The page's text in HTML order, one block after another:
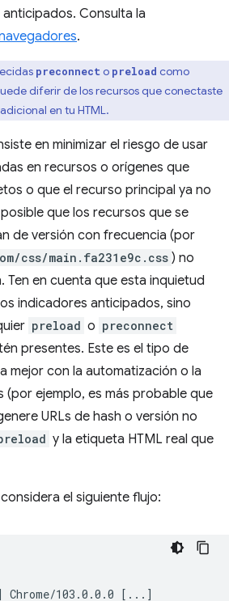
Consulta la
.
preconnect o preload como
diferir de los recursos que conectaste
en tu HTML.
en minimizar el riesgo de usar
en recursos o orígenes que
o que el recurso principal ya no
que los recursos que se
de versión con frecuencia (por
css/main.fa231e9c.css ) no
Ten en cuenta que esta inquietud
indicadores anticipados, sino
preload o preconnect
presentes. Este es el tipo de
mejor con la automatización o la
(por ejemplo, es más probable que
URLs de hash o versión no
y la etiqueta HTML real que
el siguiente flujo:
Chrome/103.0.0.0 [ ... ]